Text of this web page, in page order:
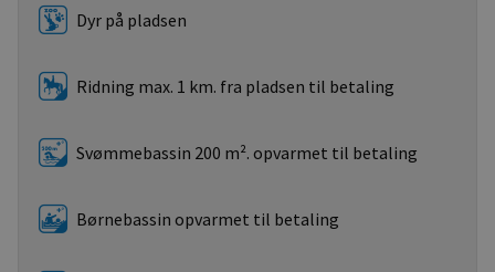
Dyr på pladsen
Ridning max. 1 km. fra pladsen til betaling
Svømmebassin 200 m². opvarmet til betaling
Børnebassin opvarmet til betaling